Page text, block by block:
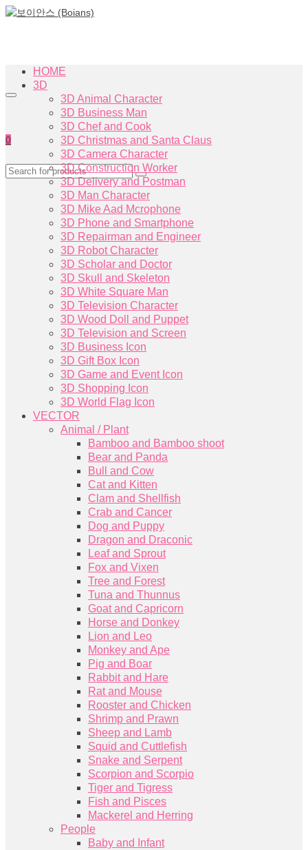
0
HOME
3D
3D Animal Character
3D Business Man
3D Chef and Cook
3D Christmas and Santa Claus
3D Camera Character
3D Construction Worker
3D Delivery and Postman
3D Man Character
3D Mike Aad Mcrophone
3D Phone and Smartphone
3D Repairman and Engineer
3D Robot Character
3D Scholar and Doctor
3D Skull and Skeleton
3D White Square Man
3D Television Character
3D Wood Doll and Puppet
3D Television and Screen
3D Business Icon
3D Gift Box Icon
3D Game and Event Icon
3D Shopping Icon
3D World Flag Icon
VECTOR
Animal / Plant
Bamboo and Bamboo shoot
Bear and Panda
Bull and Cow
Cat and Kitten
Clam and Shellfish
Crab and Cancer
Dog and Puppy
Dragon and Draconic
Leaf and Sprout
Fox and Vixen
Tree and Forest
Tuna and Thunnus
Goat and Capricorn
Horse and Donkey
Lion and Leo
Monkey and Ape
Pig and Boar
Rabbit and Hare
Rat and Mouse
Rooster and Chicken
Shrimp and Prawn
Sheep and Lamb
Squid and Cuttlefish
Snake and Serpent
Scorpion and Scorpio
Tiger and Tigress
Fish and Pisces
Mackerel and Herring
People
Baby and Infant